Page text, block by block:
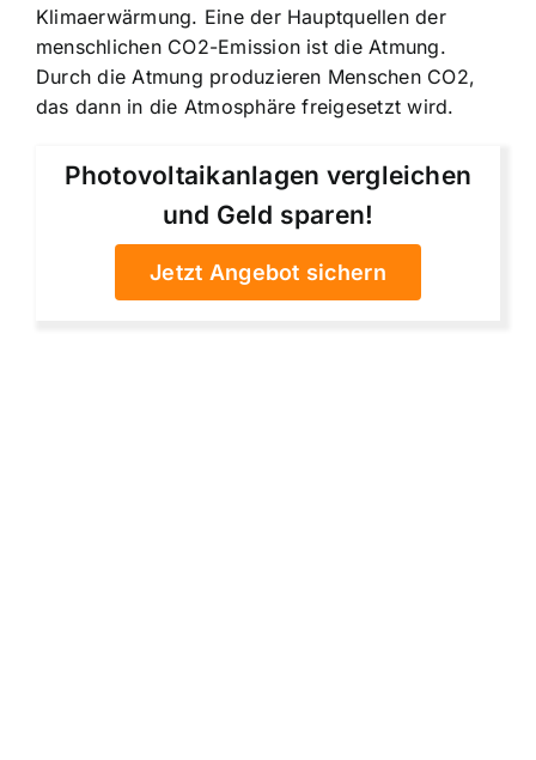
Klimaerwärmung. Eine der Hauptquellen der
menschlichen CO2-Emission ist die Atmung.
Durch die Atmung produzieren Menschen CO2,
das dann in die Atmosphäre freigesetzt wird.
Photovoltaikanlagen vergleichen
und Geld sparen!
Jetzt Angebot sichern